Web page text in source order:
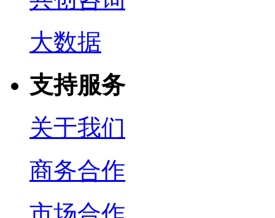
大数据
支持服务
关于我们
商务合作